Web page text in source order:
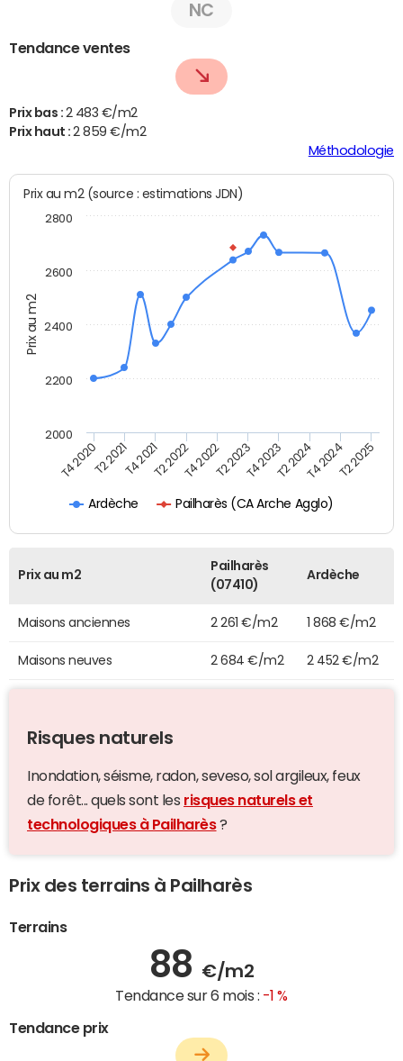
NC
Tendance ventes
Prix bas : 2 483 €/m2
Prix haut :2 859 €/m2
Méthodologie
Prix au m2
Prix au m2 (source : estimations JDN)
Ardèche Pailharès (CA Arche Agglo)
T4 2020T2 2021T4 2021T2 2022T4 2022T2 2023T4 2023T2 2024T4 2024T2 2025
2000
2200
2400
2600
2800
Prix au m2
Pailharès
(07410)
Ardèche
Maisons anciennes 2 261 €/m2 1 868 €/m2
Maisons neuves 2 684 €/m2 2 452 €/m2
Risques naturels
Inondation, séisme, radon, seveso, sol argileux, feux
de forêt... quels sont les risques naturels et
technologiques à Pailharès?
Prix des terrains à Pailharès
Terrains
88 €/m2
Tendance sur 6 mois : -1 %
Tendance prix